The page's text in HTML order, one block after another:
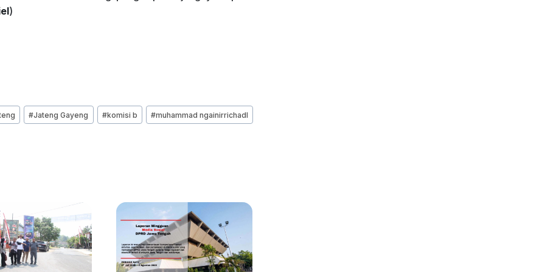
)
#Jateng Gayeng #komisi b #muhammad ngainirrichadl